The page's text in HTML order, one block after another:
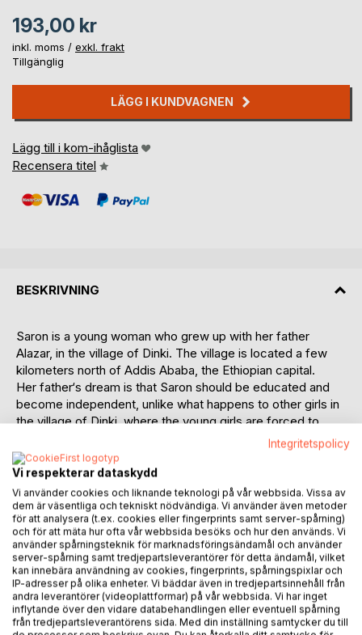
193,00 kr
inkl. moms / exkl. frakt
Tillgänglig
LÄGG I KUNDVAGNEN
Lägg till i kom-ihåglista
Recensera titel
BESKRIVNING
Saron is a young woman who grew up with her father
Alazar, in the village of Dinki. The village is located a few
kilometers north of Addis Ababa, the Ethiopian capital.
Her father‘s dream is that Saron should be educated and
become independent, unlike what happens to other girls in
the village of Dinki, where the young girls are forced to
marry against their will. Saron’s main desire is to make her
father’s life easier; her father who lives a hard life as a
farmer. In order to fulfill this dream, she travels to Saudi
Arabia to work and earn money in a short period of time.
Her employer Aziz Al Saud, who is married to Meshael
Alayban, is a man who does not understand the meaning of
love and he has no interest in understanding what love
means. His primary concern is to satisfy his own needs by
exploiting women and their bodies.
His wife, Meshael Alayban, who lives with a man who
doesn’t show love and affection to her, had a lady brought
in by him to help with domestic chores, which is not
Integritetspolicy
Vi respekterar dataskydd
Vi använder cookies och liknande teknologi på vår webbsida. Vissa av
dem är väsentliga och tekniskt nödvändiga. Vi använder även metoder
för att analysera (t.ex. cookies eller fingerprints samt server-spårning)
och för att mäta hur ofta vår webbsida besöks och hur den används. Vi
använder spårningsteknik för marknadsföringsändamål och använder
server-spårning samt tredjepartsleverantörer för detta ändamål, vilket
kan innebära användning av cookies, fingerprints, spårningspixlar och
IP-adresser på olika enheter. Vi bäddar även in tredjepartsinnehåll från
andra leverantörer (videoplattformar) på vår webbsida. Vi har inget
inflytande över den vidare databehandlingen eller eventuell spårning
från tredjepartsleverantörens sida. Med din inställning samtycker du till